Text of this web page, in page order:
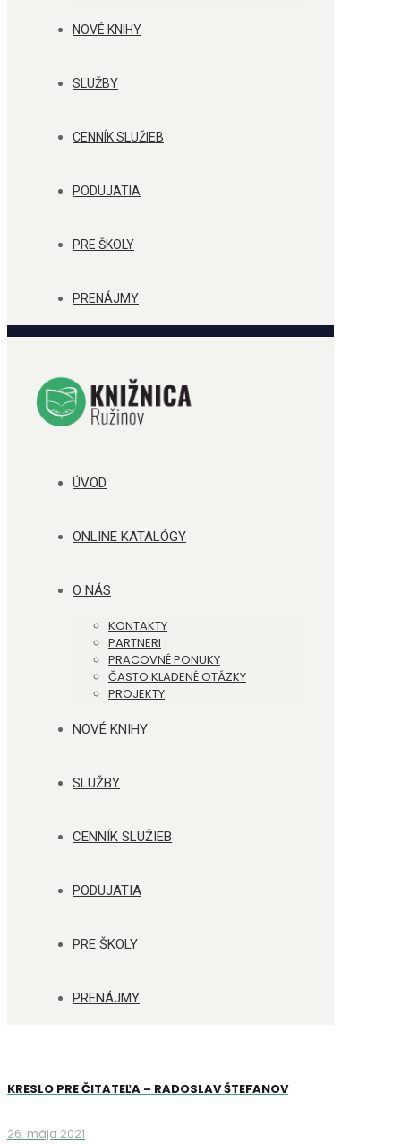
NOVÉ KNIHY
SLUŽBY
CENNÍK SLUŽIEB
PODUJATIA
PRE ŠKOLY
PRENÁJMY
ÚVOD
ONLINE KATALÓGY
O NÁS
KONTAKTY
PARTNERI
PRACOVNÉ PONUKY
ČASTO KLADENÉ OTÁZKY
PROJEKTY
NOVÉ KNIHY
SLUŽBY
CENNÍK SLUŽIEB
PODUJATIA
PRE ŠKOLY
PRENÁJMY
KRESLO PRE ČITATEĽA – RADOSLAV ŠTEFANOV
26. mája 2021